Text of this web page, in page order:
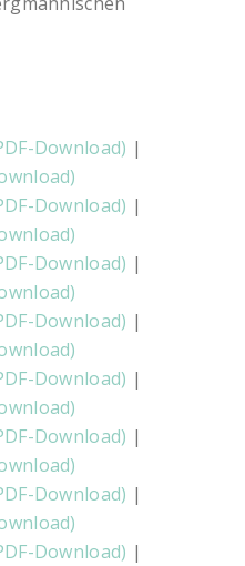
Download) |
Download) |
Download) |
Download) |
Download) |
Download) |
Download) |
Download) |